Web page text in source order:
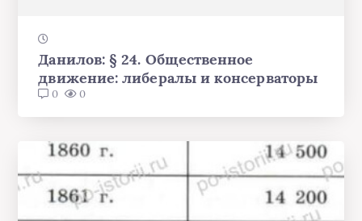
Данилов: § 24. Общественное
движение: либералы и консерваторы
0 0